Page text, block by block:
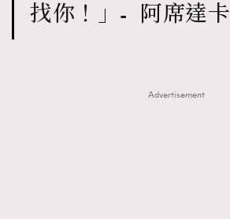
找你！」- 阿席達卡
Advertisement